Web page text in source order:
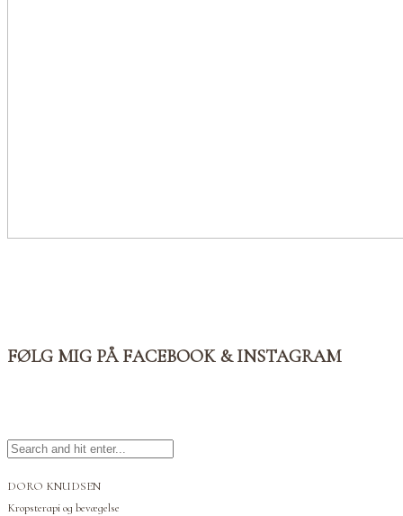
FØLG MIG PÅ FACEBOOK & INSTAGRAM
DORO KNUDSEN
Kropsterapi og bevægelse